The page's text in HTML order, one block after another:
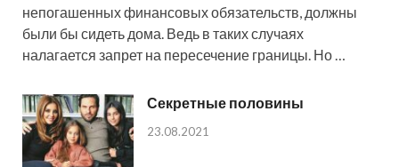
непогашенных финансовых обязательств, должны
были бы сидеть дома. Ведь в таких случаях
налагается запрет на пересечение границы. Но …
Секретные половины
23.08.2021